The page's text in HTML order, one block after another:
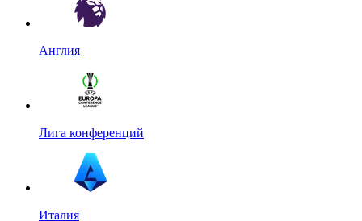
Англия
Лига конференций
Италия